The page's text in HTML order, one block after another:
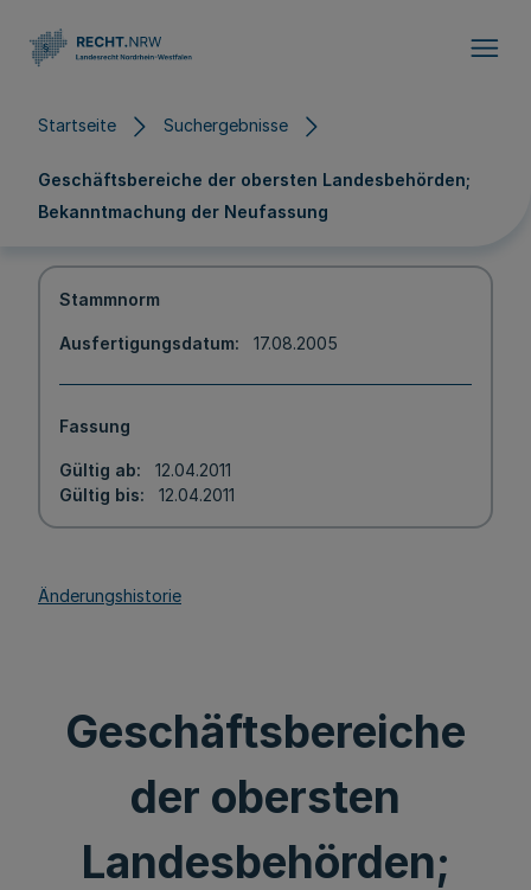
Startseite Suchergebnisse
Geschäftsbereiche der obersten Landesbehörden;
Bekanntmachung der Neufassung
Stammnorm
Ausfertigungsdatum 17.08.2005
Fassung
Gültig ab
12.04.2011
Gültig bis
12.04.2011
Änderungshistorie
Geschäftsbereiche
der obersten
Landesbehörden;